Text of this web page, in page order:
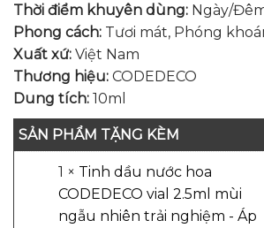
Thời điểm khuyên dùng: Ngày/
Phong cách: Tươi mát, Phóng
Xuất xứ: Việt Nam
Thương hiệu: CODEDECO
Dung tích: 10ml
SẢN PHẨM TẶNG KÈM
1 × Tinh dầu nước hoa
CODEDECO vial 2.5ml mùi
ngẫu nhiên trải nghiệm - Áp